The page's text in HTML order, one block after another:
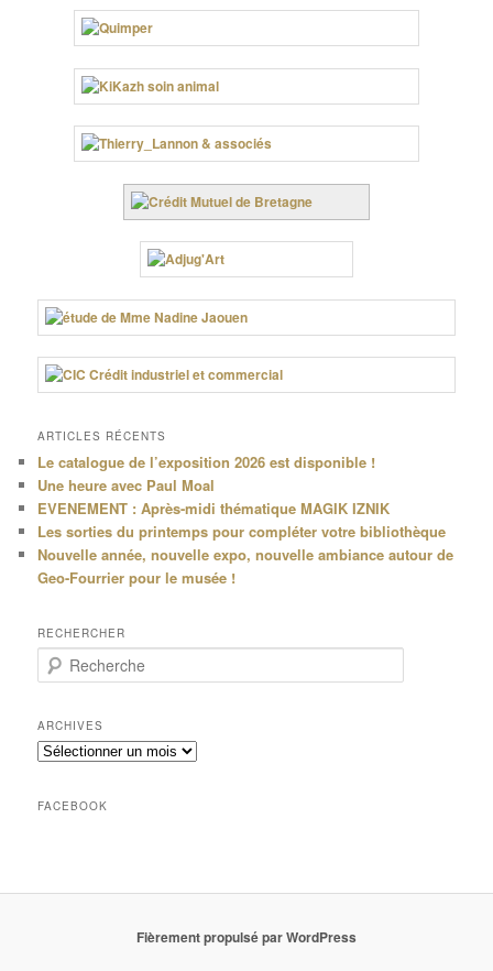
ARTICLES RÉCENTS
Le catalogue de l’exposition 2026 est disponible !
Une heure avec Paul Moal
EVENEMENT : Après-midi thématique MAGIK IZNIK
Les sorties du printemps pour compléter votre bibliothèque
Nouvelle année, nouvelle expo, nouvelle ambiance autour de
Geo-Fourrier pour le musée !
RECHERCHER
e
h
e
r
h
ARCHIVES
Archives
FACEBOOK
Fièrement propulsé par WordPress